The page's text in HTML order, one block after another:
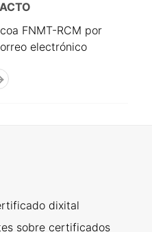
FNMT-RCM por
electrónico
dixital
sobre certificados